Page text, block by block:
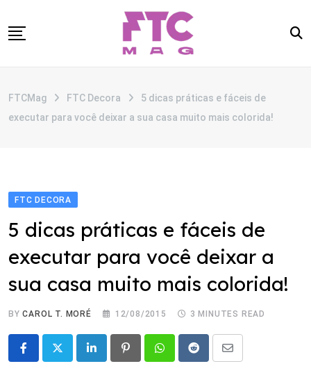
to
CATEGORIAS
FTCMag FTC Decora
5 dicas práticas e fáceis de
executar para você deixar a sua casa muito mais colorida!
FTC DECORA
5 dicas práticas e fáceis de
executar para você deixar a
sua casa muito mais colorida!
BYCAROL T. MORÉ 12/08/2015 3 MINUTES READ
LinkedIn PinterestWhatsappRedditShare